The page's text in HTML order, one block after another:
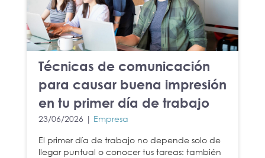
Técnicas de comunicación
para causar buena impresión
en tu primer día de trabajo
23/06/2026 | Empresa
El primer día de trabajo no depende solo de
llegar puntual o conocer tus tareas: también